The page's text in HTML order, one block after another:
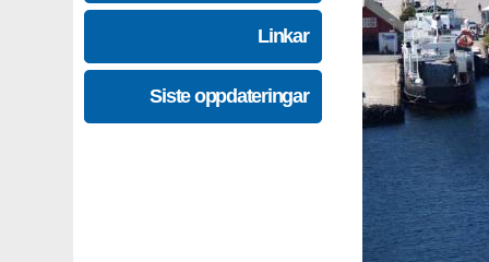
Linkar
Siste oppdateringar